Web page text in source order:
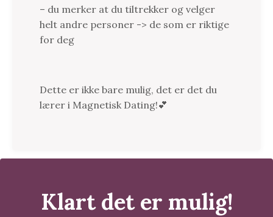
– du merker at du tiltrekker og velger
helt andre personer -> de som er riktige
for deg
Dette er ikke bare mulig, det er det du
lærer i Magnetisk Dating!💕
Klart det er mulig!